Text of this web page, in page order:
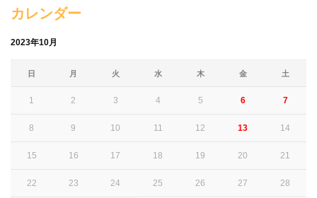
カレンダー
2023年10月
日 月 火 水 木 金 土
1 2 3 4 5 6 7
8 9 10 11 12 13 14
15 16 17 18 19 20 21
22 23 24 25 26 27 28